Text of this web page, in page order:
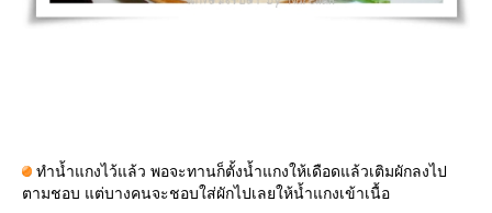
ทำน้ำแกงไว้แล้ว พอจะทานก็ตั้งน้ำแกงให้เดือดแล้วเติมผักลงไป
ตามชอบ แต่บางคนจะชอบใส่ผักไปเลยให้น้ำแกงเข้าเนื้อ